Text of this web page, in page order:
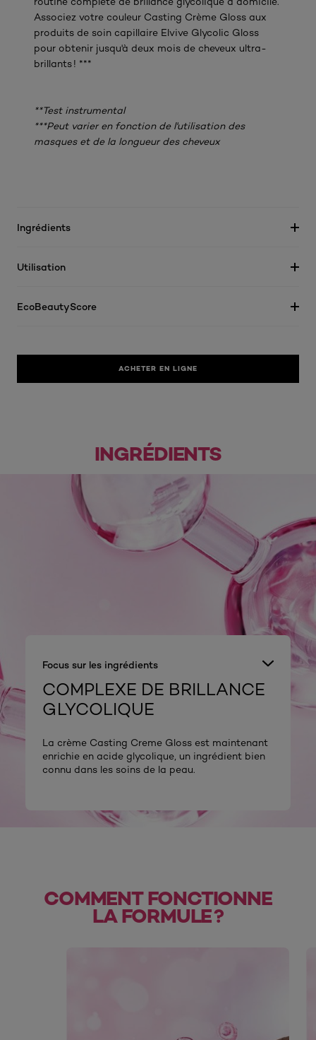
Associez votre couleur Casting Crème Gloss aux
produits de soin capillaire Elvive Glycolic Gloss
pour obtenir jusqu'à deux mois de cheveux ultra-
brillants ! ***
**Test instrumental
***Peut varier en fonction de l'utilisation des
masques et de la longueur des cheveux
Ingrédients
Utilisation
EcoBeautyScore
ACHETER EN LIGNE
INGRÉDIENTS
Focus sur les ingrédients
COMPLEXE DE BRILLANCE
GLYCOLIQUE
La crème Casting Creme Gloss est maintenant
enrichie en acide glycolique, un ingrédient bien
connu dans les soins de la peau.
COMMENT FONCTIONNE
LA FORMULE ?